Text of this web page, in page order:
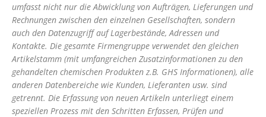
umfasst nicht nur die Abwicklung von Aufträgen, Lieferungen und
Rechnungen zwischen den einzelnen Gesellschaften, sondern
auch den Datenzugriff auf Lagerbestände, Adressen und
Kontakte. Die gesamte Firmengruppe verwendet den gleichen
Artikelstamm (mit umfangreichen Zusatzinformationen zu den
gehandelten chemischen Produkten z.B. GHS Informationen), alle
anderen Datenbereiche wie Kunden, Lieferanten usw. sind
getrennt. Die Erfassung von neuen Artikeln unterliegt einem
speziellen Prozess mit den Schritten Erfassen, Prüfen und